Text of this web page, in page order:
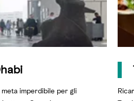
imperdibile per gli